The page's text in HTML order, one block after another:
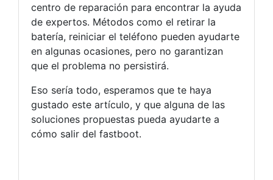
centro de reparación para encontrar la ayuda
de expertos. Métodos como el retirar la
batería, reiniciar el teléfono pueden ayudarte
en algunas ocasiones, pero no garantizan
que el problema no persistirá.
Eso sería todo, esperamos que te haya
gustado este artículo, y que alguna de las
soluciones propuestas pueda ayudarte a
cómo salir del fastboot.